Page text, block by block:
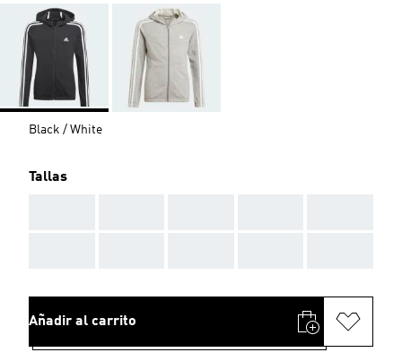
Black / White
Tallas
Añadir al carrito